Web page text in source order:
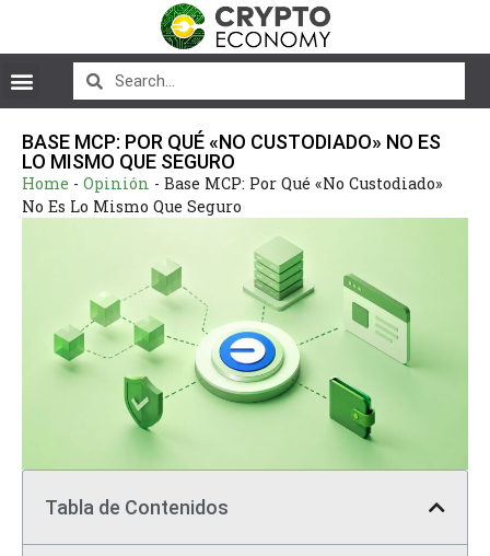
BASE MCP: POR QUÉ «NO CUSTODIADO» NO ES
LO MISMO QUE SEGURO
Home - Opinión - Base MCP: Por Qué «No Custodiado»
No Es Lo Mismo Que Seguro
Tabla de Contenidos